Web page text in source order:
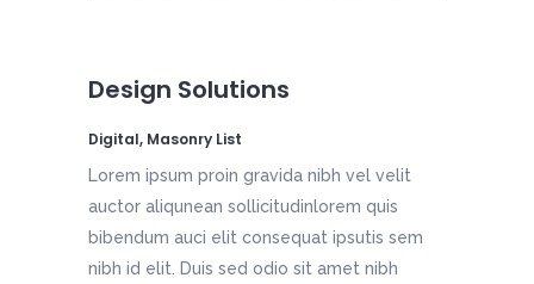
Design Solutions
Digital, Masonry List
Lorem ipsum proin gravida nibh vel velit
auctor aliqunean sollicitudinlorem quis
bibendum auci elit consequat ipsutis sem
nibh id elit. Duis sed odio sit amet nibh